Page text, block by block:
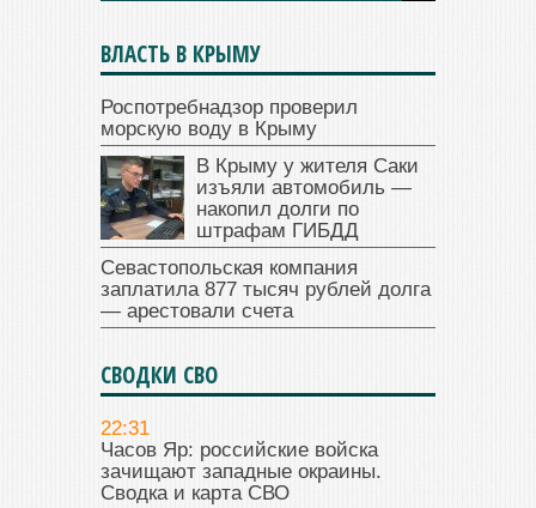
ВЛАСТЬ В КРЫМУ
Роспотребнадзор проверил
морскую воду в Крыму
В Крыму у жителя Саки
изъяли автомобиль —
накопил долги по
штрафам ГИБДД
Севастопольская компания
заплатила 877 тысяч рублей долга
— арестовали счета
СВОДКИ СВО
22:31
Часов Яр: российские войска
зачищают западные окраины.
Сводка и карта СВО